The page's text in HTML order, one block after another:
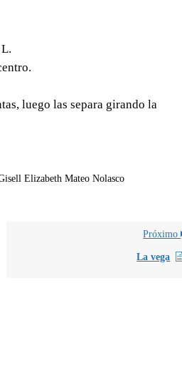
luego las separa girando la
Elizabeth Mateo Nolasco
Próximo
La vega